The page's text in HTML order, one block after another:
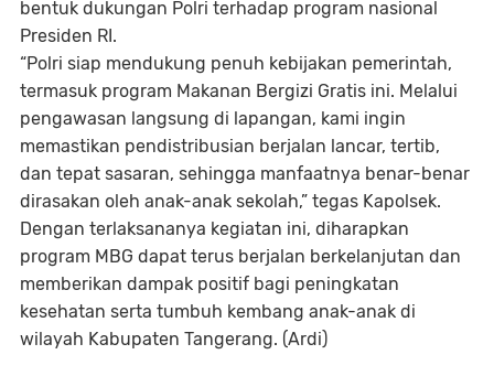
bentuk dukungan Polri terhadap program nasional
Presiden RI.
“Polri siap mendukung penuh kebijakan pemerintah,
termasuk program Makanan Bergizi Gratis ini. Melalui
pengawasan langsung di lapangan, kami ingin
memastikan pendistribusian berjalan lancar, tertib,
dan tepat sasaran, sehingga manfaatnya benar-benar
dirasakan oleh anak-anak sekolah,” tegas Kapolsek.
Dengan terlaksananya kegiatan ini, diharapkan
program MBG dapat terus berjalan berkelanjutan dan
memberikan dampak positif bagi peningkatan
kesehatan serta tumbuh kembang anak-anak di
wilayah Kabupaten Tangerang. (Ardi)